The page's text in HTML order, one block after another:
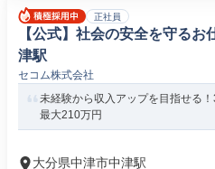
正社員
【公式】社会の安全を守る
津駅
セコム株式会社
未経験から収入アップを目指せる
最大210万円
大分県中津市中津駅